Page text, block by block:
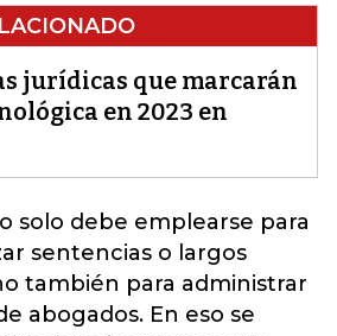
jurídicas que marcarán
en 2023 en
solo debe emplearse para
sentencias o largos
también para administrar
abogados. En eso se